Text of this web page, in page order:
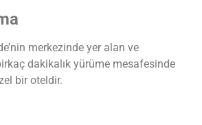
merkezinde yer alan ve
dakikalık yürüme mesafesinde
bir oteldir.